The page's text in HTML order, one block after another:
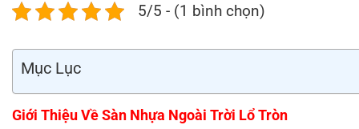
5/5 - (1 bình chọn)
Mục Lục
Giới Thiệu Về Sàn Nhựa Ngoài Trời Lổ Tròn